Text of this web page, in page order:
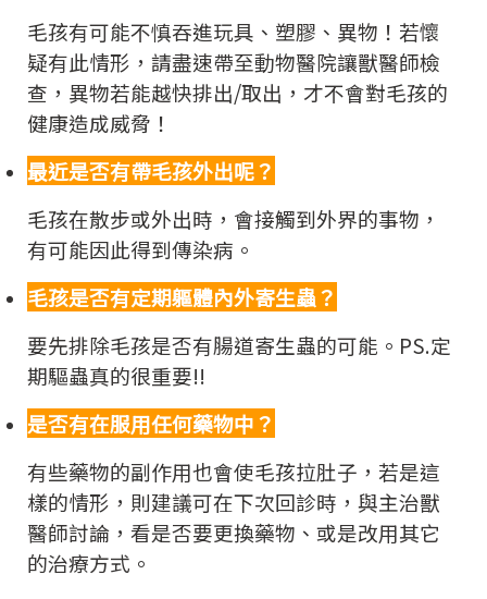
毛孩有可能不慎吞進玩具、塑膠、異物！若懷
疑有此情形，請盡速帶至動物醫院讓獸醫師檢
查，異物若能越快排出/取出，才不會對毛孩的
健康造成威脅！
最近是否有帶毛孩外出呢？
毛孩在散步或外出時，會接觸到外界的事物，
有可能因此得到傳染病。
毛孩是否有定期軀體內外寄生蟲？
要先排除毛孩是否有腸道寄生蟲的可能。PS.定
期驅蟲真的很重要!!
是否有在服用任何藥物中？
有些藥物的副作用也會使毛孩拉肚子，若是這
樣的情形，則建議可在下次回診時，與主治獸
醫師討論，看是否要更換藥物、或是改用其它
的治療方式。